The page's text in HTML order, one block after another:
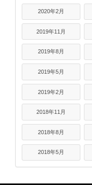
2020年2月
2019年11月
2019年8月
2019年5月
2019年2月
2018年11月
2018年8月
2018年5月